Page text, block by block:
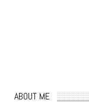
ABOUT ME